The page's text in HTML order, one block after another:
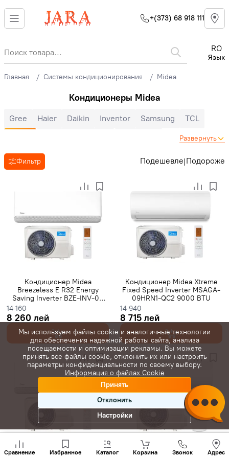
+(373) 68 918 111
RO
Язык
Главная Системы кондиционирования Midea
Кондиционеры Midea
Gree Haier Daikin Inventor Samsung
TCL
Cooper&Hunter
Hyundai Auratsu
Candy
Royal Clima
Ariston Зима-лето
Инверторные
Gree инверторные
Класс A+++
7000 BTU
9000 BTU
12000 BTU 16000 BTU
18000 BTU
40 м²
45 м² 50 м² 65 м² 70 м²
80 м²
С Wi-Fi
Развернуть
Фильтр Подешевле|Подороже
Кондиционер Midea
Breezeless E R32 Energy
Saving Inverter BZE-INV-09
14 160
8 260 лей
Кондиционер Midea Xtreme
Fixed Speed Inverter MSAGA-
09HRN1-QC2 9000 BTU
14 940
8 715 лей
Кондиционер Midea
Кондиционер Midea Xtreme
Сравнение Избранное Каталог Корзина Звонок Адрес
нам
+(373)
Мы используем файлы cookie и аналогичные технологии
для обеспечения надежной работы сайта, анализа
посещаемости и оптимизации рекламы. Вы можете
принять все файлы cookie, отклонить их или настроить
параметры конфиденциальности по своему выбору.
Информация о файлах Cookie
Принять
Отклонить
Настройки